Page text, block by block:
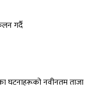
घटनाहरूको नवीनतम ताजा